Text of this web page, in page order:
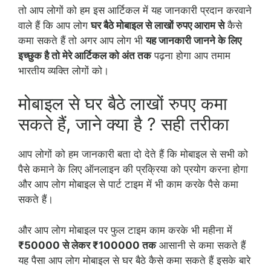
तो आप लोगों को हम इस आर्टिकल में यह जानकारी प्रदान करवाने
वाले हैं कि आप लोगघर बैठे मोबाइल से लाखों रुपए आराम सेकैसे
कमा सकते हैं तो अगर आप लोग भीयह जानकारी जानने के लिए
इच्छुक है तो मेरे आर्टिकल को अंत तकपढ़ना होगा आप तमाम
भारतीय व्यक्ति लोगों को।
मोबाइल से घर बैठे लाखों रुपए कमा
सकते हैं, जाने क्या है ? सही तरीका
आप लोगों को हम जानकारी बता दो देते हैं कि मोबाइल से सभी को
पैसे कमाने के लिए ऑनलाइन की प्रक्रिया को प्रयोग करना होगा
और आप लोग मोबाइल से पार्ट टाइम में भी काम करके पैसे कमा
सकते हैं।
और आप लोग मोबाइल पर फुल टाइम काम करके भी महीना में
₹50000 से लेकर ₹100000 तकआसानी से कमा सकते हैं
यह पैसा आप लोग मोबाइल से घर बैठे कैसे कमा सकते हैं इसके बारे